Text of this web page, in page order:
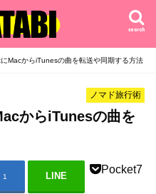
search
MacからiTunesの曲を転送や同期する方法
ノマド旅行術
からiTunesの曲を
1 LINE
Pocket7